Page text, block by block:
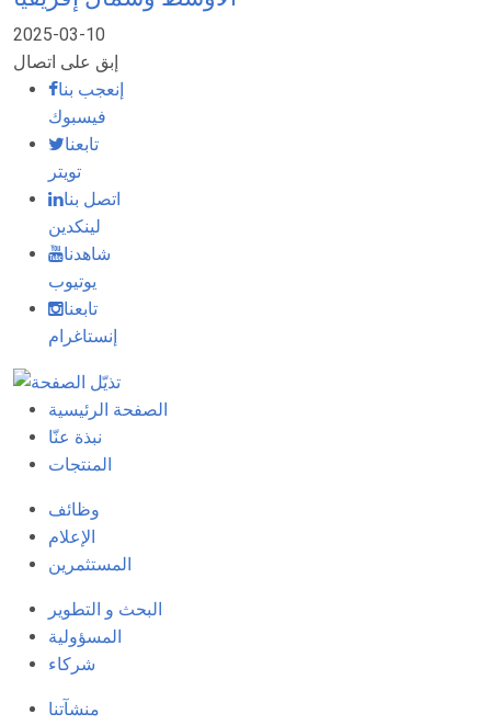
2025-03-10
إبق على اتصال
إنعجب بنا
فيسبوك
تابعنا
تويتر
اتصل بنا
لينكدين
شاهدنا
يوتيوب
تابعنا
إنستاغرام
الصفحة الرئيسية
نبذة عنّا
المنتجات
وظائف
الإعلام
المستثمرين
البحث و التطوير
المسؤولية
شركاء
منشآتنا